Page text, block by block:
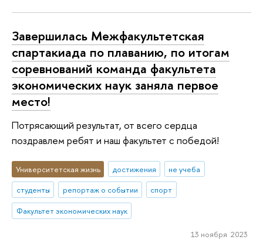
Завершилась Межфакультетская
спартакиада по плаванию, по итогам
соревнований команда факультета
экономических наук заняла первое
место!
Потрясающий результат, от всего сердца
поздравлем ребят и наш факультет с победой!
Университетская жизнь достижения
не учеба
студенты
репортаж о событии
спорт
Факультет экономических наук
13 ноября 2023